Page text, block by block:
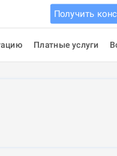
Получить
Платные услуги